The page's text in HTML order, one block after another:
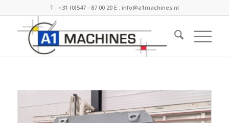
T :+31 (0)547 - 87 00 20 E :info@a1machines.nl